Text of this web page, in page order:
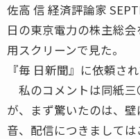
佐高 信 経済評論家
日の東京電力の株主総
用スクリーンで見た。
『毎 日新聞』に依頼さ
私のコメントは同紙三
が、まず驚いたのは、
音、配信につきまして